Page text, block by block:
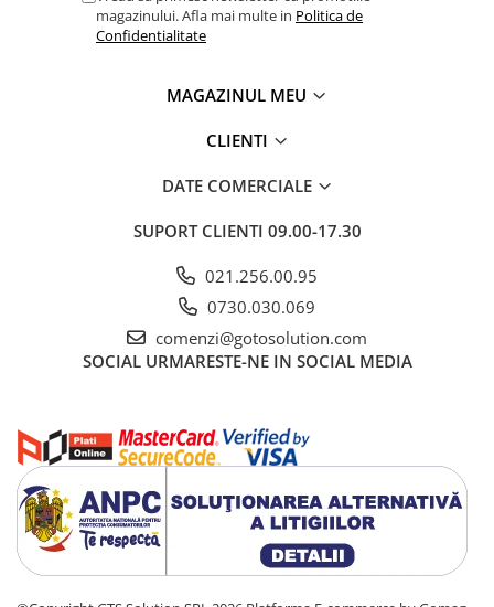
magazinului. Afla mai multe in Politica de
Confidentialitate
MAGAZINUL MEU
CLIENTI
DATE COMERCIALE
SUPORT CLIENTI 09.00-17.30
021.256.00.95
0730.030.069
comenzi@gotosolution.com
SOCIAL URMARESTE-NE IN SOCIAL MEDIA